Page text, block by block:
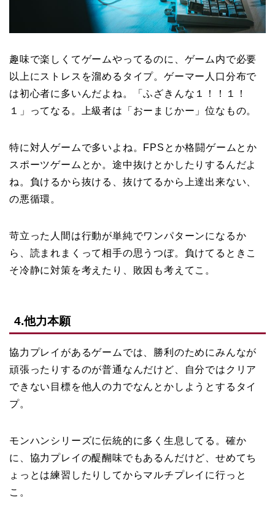
趣味で楽しくてゲームやってるのに、ゲーム内で必要
以上にストレスを溜めるタイプ。ゲーマー人口分布で
は初心者に多いんだよね。「ふざきんな１！！１！
１」ってなる。上級者は「おーまじかー」位なもの。
特に対人ゲームで多いよね。FPSとか格闘ゲームとか
スポーツゲームとか。途中抜けとかしたりするんだよ
ね。負けるから抜ける、抜けてるから上達出来ない、
の悪循環。
苛立った人間は行動が単純でワンパターンになるか
ら、読まれまくって相手の思うつぼ。負けてるときこ
そ冷静に対策を考えたり、敗因も考えてこ。
4.他力本願
協力プレイがあるゲームでは、勝利のためにみんなが
頑張ったりするのが普通なんだけど、自分ではクリア
できない目標を他人の力でなんとかしようとするタイ
プ。
モンハンシリーズに伝統的に多く生息してる。確か
に、協力プレイの醍醐味でもあるんだけど、せめてち
ょっとは練習したりしてからマルチプレイに行っと
こ。